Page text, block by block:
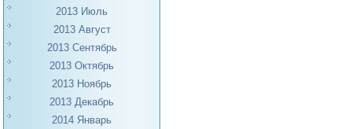
2013 Июль
2013 Август
2013 Сентябрь
2013 Октябрь
2013 Ноябрь
2013 Декабрь
2014 Январь